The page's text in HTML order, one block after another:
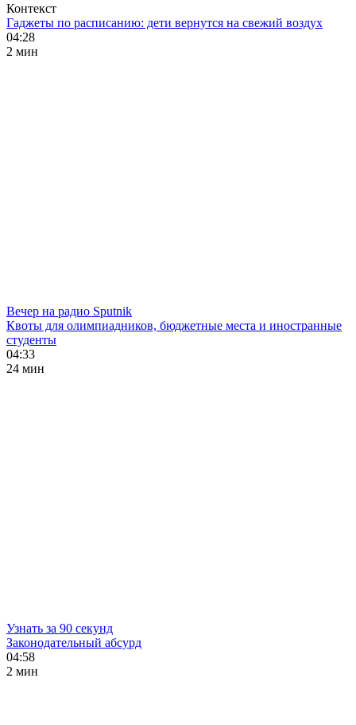
Контекст
Гаджеты по расписанию: дети вернутся на свежий воздух
04:28
2 мин
Вечер на радио Sputnik
Квоты для олимпиадников, бюджетные места и иностранные
студенты
04:33
24 мин
Узнать за 90 секунд
Законодательный абсурд
04:58
2 мин